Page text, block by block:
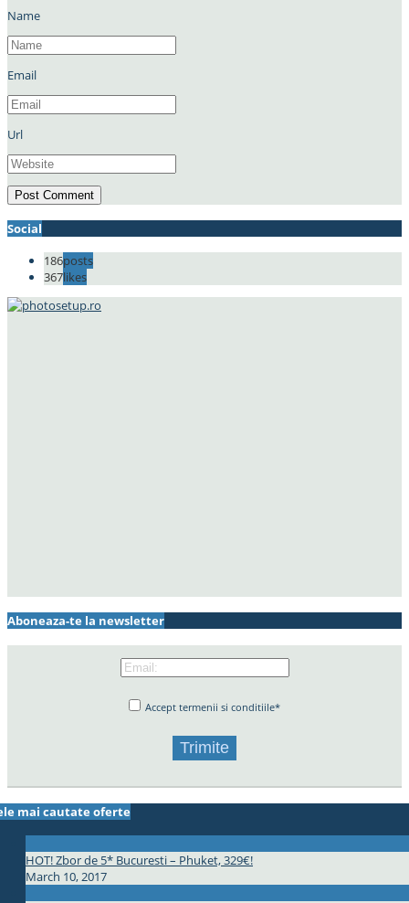
Name
Email
Url
Social
186posts
367likes
Aboneaza-te la newsletter
Accept termenii si conditiile*
mai cautate oferte
HOT! Zbor de 5* Bucuresti – Phuket, 329€!
March 10, 2017